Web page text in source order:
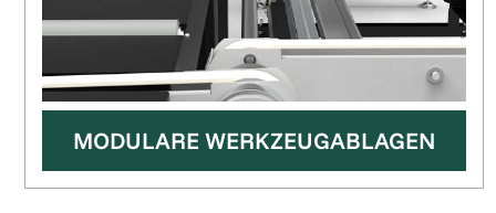
MODULARE WERKZEUGABLAGEN